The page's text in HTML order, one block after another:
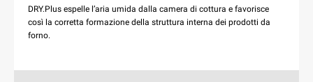
DRY.Plus espelle l’aria umida dalla camera di cottura e favorisce
così la corretta formazione della struttura interna dei prodotti da
forno.